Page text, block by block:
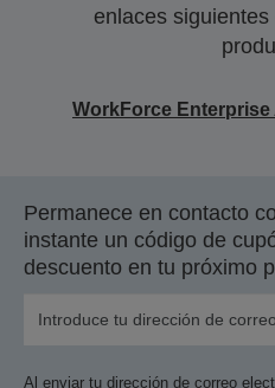
enlaces
WorkForce Enterprise​
Permanece en contacto
instante un código de
descuento en tu próximo
Al enviar tu dirección de correo